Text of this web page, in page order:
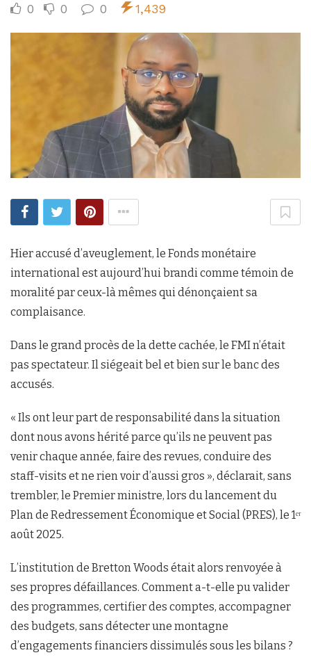
0 0 0 1,439
Hier accusé d’aveuglement, le Fonds monétaire
international est aujourd’hui brandi comme témoin de
moralité par ceux-là mêmes qui dénonçaient sa
complaisance.
Dans le grand procès de la dette cachée, le FMI n’était
pas spectateur. Il siégeait bel et bien sur le banc des
accusés.
« Ils ont leur part de responsabilité dans la situation
dont nous avons hérité parce qu’ils ne peuvent pas
venir chaque année, faire des revues, conduire des
staff-visits et ne rien voir d’aussi gros », déclarait, sans
trembler, le Premier ministre, lors du lancement du
Plan de Redressement Économique et Social (PRES), le 1ᵉʳ
août 2025.
L’institution de Bretton Woods était alors renvoyée à
ses propres défaillances. Comment a-t-elle pu valider
des programmes, certifier des comptes, accompagner
des budgets, sans détecter une montagne
d’engagements financiers dissimulés sous les bilans ?